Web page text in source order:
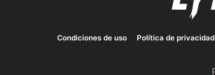
Condiciones de uso Política de privacidad